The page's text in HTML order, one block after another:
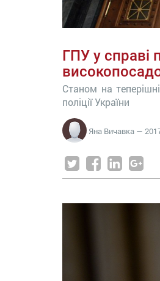
ГПУ у справі
Станом на
поліції України
Яна Вичавка —